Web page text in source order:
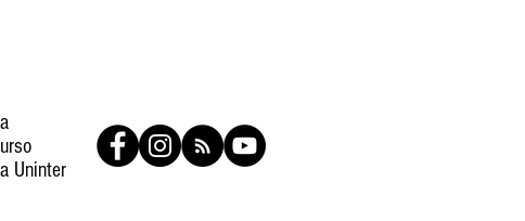
Uninter